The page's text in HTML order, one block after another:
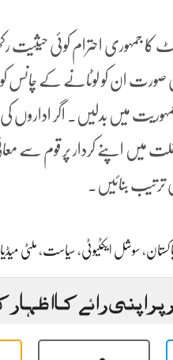
جمہوری احترام کوئی حیثیت
صورت ان کو لوٹانے کے چانس
میں بدلیں۔ اگر
اپنے کردار پر قوم سے
بنائیں۔
، سوشل ایکٹیوٹی، سیاست، ملٹی میڈیا
اپنی رائے کا